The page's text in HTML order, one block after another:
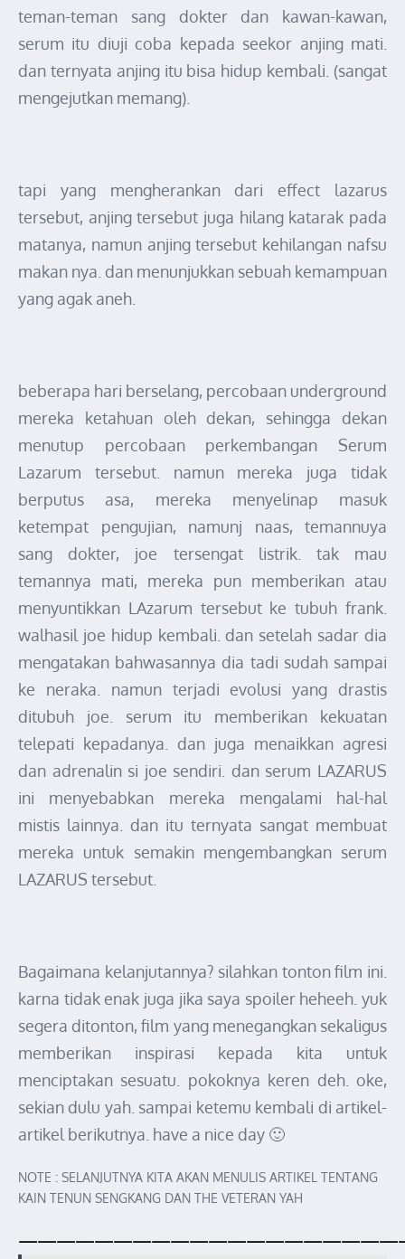
teman-teman sang dokter dan kawan-kawan,
serum itu diuji coba kepada seekor anjing mati.
dan ternyata anjing itu bisa hidup kembali. (sangat
mengejutkan memang).
tapi yang mengherankan dari effect lazarus
tersebut, anjing tersebut juga hilang katarak pada
matanya, namun anjing tersebut kehilangan nafsu
makan nya. dan menunjukkan sebuah kemampuan
yang agak aneh.
beberapa hari berselang, percobaan underground
mereka ketahuan oleh dekan, sehingga dekan
menutup percobaan perkembangan Serum
Lazarum tersebut. namun mereka juga tidak
berputus asa, mereka menyelinap masuk
ketempat pengujian, namunj naas, temannuya
sang dokter, joe tersengat listrik. tak mau
temannya mati, mereka pun memberikan atau
menyuntikkan LAzarum tersebut ke tubuh frank.
walhasil joe hidup kembali. dan setelah sadar dia
mengatakan bahwasannya dia tadi sudah sampai
ke neraka. namun terjadi evolusi yang drastis
ditubuh joe. serum itu memberikan kekuatan
telepati kepadanya. dan juga menaikkan agresi
dan adrenalin si joe sendiri. dan serum LAZARUS
ini menyebabkan mereka mengalami hal-hal
mistis lainnya. dan itu ternyata sangat membuat
mereka untuk semakin mengembangkan serum
LAZARUS tersebut.
Bagaimana kelanjutannya? silahkan tonton film ini.
karna tidak enak juga jika saya spoiler heheeh. yuk
segera ditonton, film yang menegangkan sekaligus
memberikan inspirasi kepada kita untuk
menciptakan sesuatu. pokoknya keren deh. oke,
sekian dulu yah. sampai ketemu kembali di artikel-
artikel berikutnya. have a nice day 🙂
NOTE : SELANJUTNYA KITA AKAN MENULIS ARTIKEL TENTANG
KAIN TENUN SENGKANG DAN THE VETERAN YAH